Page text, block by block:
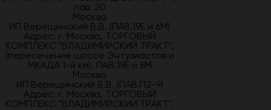
пав. 20
Москва
ИП Верещинский В.В. (ПАВ.19Е и 6М)
Адрес: г. Москва, ТОРГОВЫЙ
КОМПЛЕКС "ВЛАДИМИРСКИЙ ТРАКТ",
(пересечение шоссе Энтузиастов и
МКАДА 1-й км), ПАВ.19Е и 6М
Москва
ИП Верещинский В.В. (ПАВ.П2-9)
Адрес: г. Москва, ТОРГОВЫЙ
КОМПЛЕКС "ВЛАДИМИРСКИЙ ТРАКТ",